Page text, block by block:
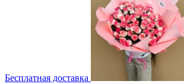
Бесплатная доставка